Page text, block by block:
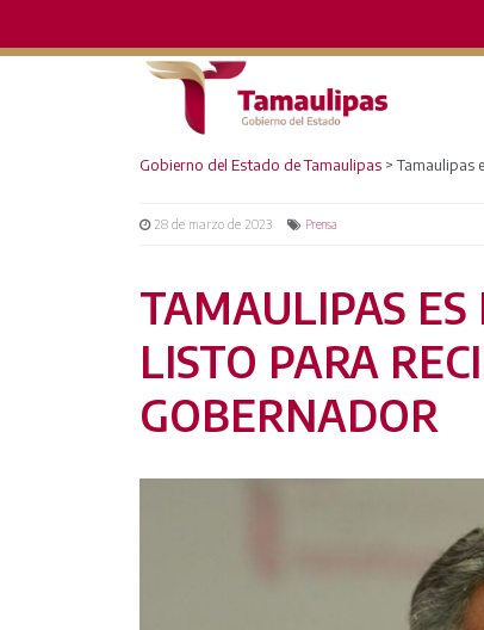
Gobierno del Estado de Tamaulipas >Tamaulipas
28 de marzo de 2023 Prensa
TAMAULIPAS ES
LISTO PARA
GOBERNADOR